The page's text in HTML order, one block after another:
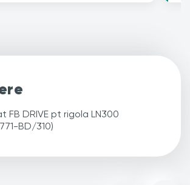
FB DRIVE pt rigola LN300
BD/310)